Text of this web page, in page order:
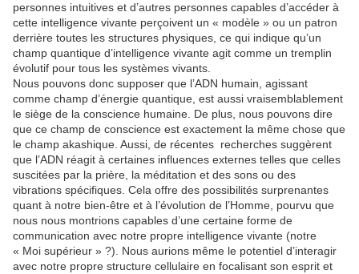
personnes intuitives et d’autres personnes capables d’accéder à
cette intelligence vivante perçoivent un « modèle » ou un patron
derrière toutes les structures physiques, ce qui indique qu’un
champ quantique d’intelligence vivante agit comme un tremplin
évolutif pour tous les systèmes vivants.
Nous pouvons donc supposer que l’ADN humain, agissant
comme champ d’énergie quantique, est aussi vraisemblablement
le siège de la conscience humaine. De plus, nous pouvons dire
que ce champ de conscience est exactement la même chose que
le champ akashique. Aussi, de récentes recherches suggèrent
que l’ADN réagit à certaines influences externes telles que celles
suscitées par la prière, la méditation et des sons ou des
vibrations spécifiques. Cela offre des possibilités surprenantes
quant à notre bien-être et à l’évolution de l’Homme, pourvu que
nous nous montrions capables d’une certaine forme de
communication avec notre propre intelligence vivante (notre
« Moi supérieur » ?). Nous aurions même le potentiel d’interagir
avec notre propre structure cellulaire en focalisant son esprit et